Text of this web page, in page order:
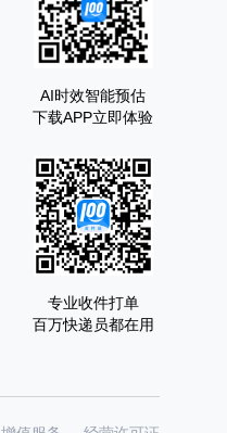
AI时效智能预估
下载APP立即体验
专业收件打单
百万快递员都在用